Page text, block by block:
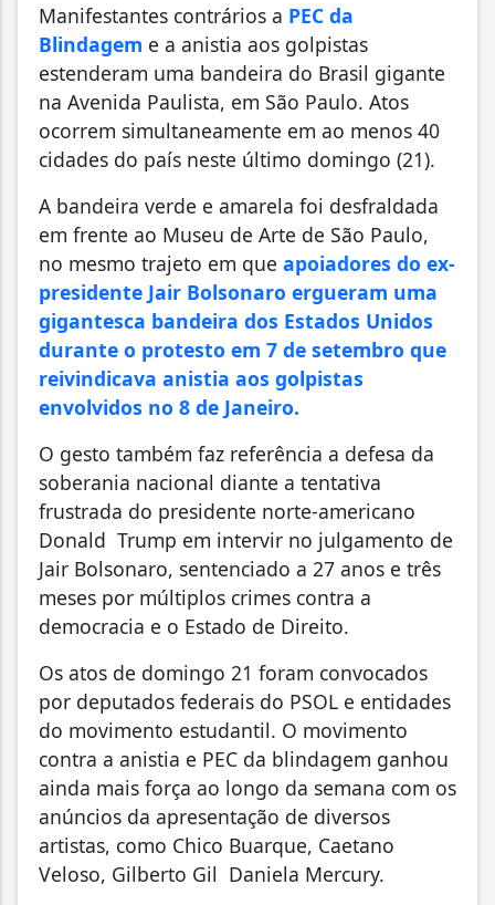
Manifestantes contrários a PEC da
Blindagem e a anistia aos golpistas
estenderam uma bandeira do Brasil gigante
na Avenida Paulista, em São Paulo. Atos
ocorrem simultaneamente em ao menos 40
cidades do país neste último domingo (21).
A bandeira verde e amarela foi desfraldada
em frente ao Museu de Arte de São Paulo,
no mesmo trajeto em que apoiadores do ex-
presidente Jair Bolsonaro ergueram uma
gigantesca bandeira dos Estados Unidos
durante o protesto em 7 de setembro que
reivindicava anistia aos golpistas
envolvidos no 8 de Janeiro.
O gesto também faz referência a defesa da
soberania nacional diante a tentativa
frustrada do presidente norte-americano
Donald Trump em intervir no julgamento de
Jair Bolsonaro, sentenciado a 27 anos e três
meses por múltiplos crimes contra a
democracia e o Estado de Direito.
Os atos de domingo 21 foram convocados
por deputados federais do PSOL e entidades
do movimento estudantil. O movimento
contra a anistia e PEC da blindagem ganhou
ainda mais força ao longo da semana com os
anúncios da apresentação de diversos
artistas, como Chico Buarque, Caetano
Veloso, Gilberto Gil Daniela Mercury.